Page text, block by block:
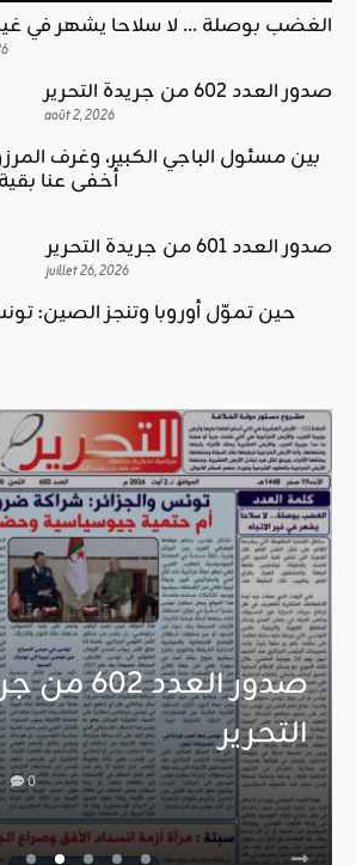
الغضب بوصلة … لا سلاحا يشهر في غير
صدور العدد 602 من جريدة التحرير
août 2, 2026
بين مسئول الباجي الكبير، وغرف
أخفى عنا
صدور العدد 601 من جريدة التحرير
juillet 26, 2026
حين تموّل أوروبا وتنجز الصين:
صدور العدد
التحرير
0